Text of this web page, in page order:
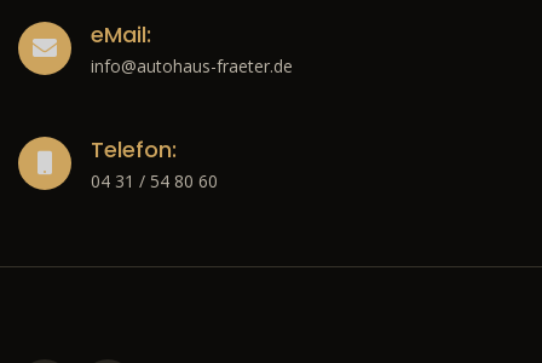
eMail:
info@autohaus-fraeter.de
Telefon:
04 31 / 54 80 60